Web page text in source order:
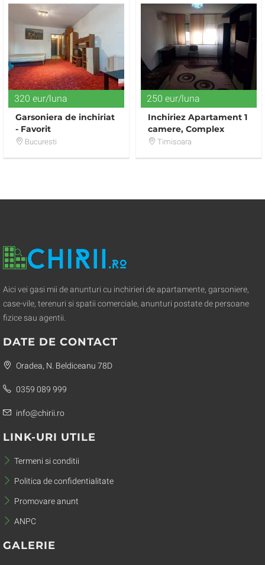
320 eur/luna
Garsoniera de inchiriat
- Favorit
Bucuresti
250 eur/luna
Inchiriez Apartament 1
camere, Complex
Studentesc - Central !
Timisoara
Aici vei gasi mii de anunturi cu inchirieri de apartamente, garsoniere,
case-vile, terenuri si spatii comerciale, anunturi postate de persoane
fizice sau agentii.
DATE DE CONTACT
Oradea, N. Beldiceanu 78D
0359 089 999
info@chirii.ro
LINK-URI UTILE
Termeni si conditii
Politica de confidentialitate
Promovare anunt
ANPC
GALERIE